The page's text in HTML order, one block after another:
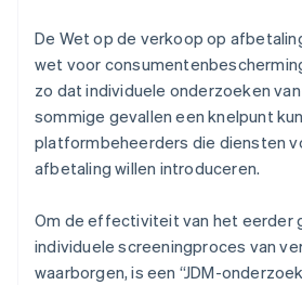
De Wet op de verkoop op
wet voor
zo dat individuele onderzoeken
sommige gevallen een knelpunt
platformbeheerders die diensten
afbetaling willen introduceren.
Om de effectiviteit van het eerder
individuele screeningproces van
waarborgen, is een “JDM-